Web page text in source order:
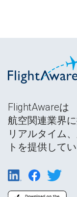
FlightAwareは
航空関連業界
リアルタイム
トを提供してい